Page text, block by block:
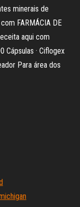
minerais de
FARMÁCIA DE
aqui com
Cápsulas · Ciflogex
Para área dos